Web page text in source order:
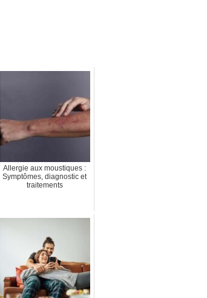
Allergie aux moustiques :
Symptômes, diagnostic et
traitements